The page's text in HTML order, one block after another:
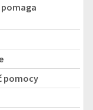
pomaga
pomocy